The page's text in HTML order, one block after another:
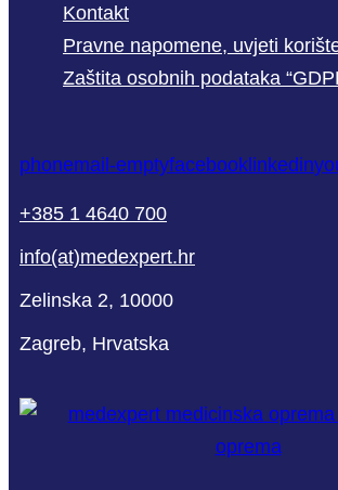
Kontakt
Pravne napomene, uvjeti
Zaštita osobnih podataka
phonemail-emptyfacebooklinkedin
+385 1 4640 700
info(at)medexpert.hr
Zelinska 2, 10000
Zagreb, Hrvatska